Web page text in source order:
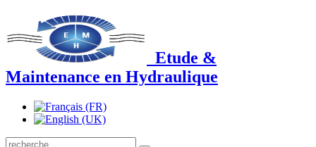
Etude &
Maintenance en Hydraulique